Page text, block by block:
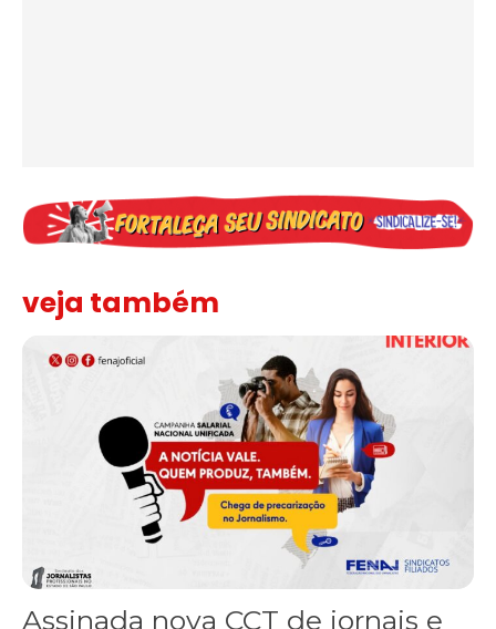
veja também
Assinada nova CCT de jornais e revistas do interior
Assinada nova CCT de jornais e